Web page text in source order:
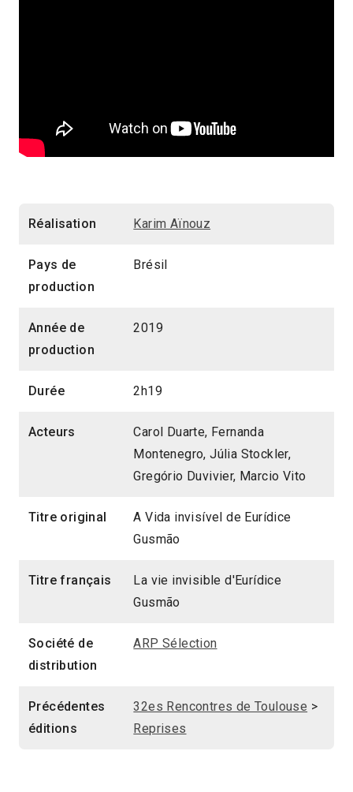
Réalisation Karim Aïnouz
Pays de
production
Brésil
Année de
production
2019
Durée 2h19
Acteurs
Carol Duarte, Fernanda
Montenegro, Júlia Stockler,
Gregório Duvivier, Marcio Vito
Titre original
A Vida invisível de Eurídice
Gusmão
Titre français
La vie invisible d'Eurídice
Gusmão
Société de
distribution
ARP Sélection
Précédentes
éditions
32es Rencontres de Toulouse >
Reprises